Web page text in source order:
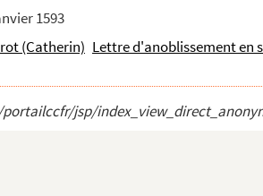
de Pierrecour »
faveur du sieur Thoma...
1593
(Catherin) Lettre d'anoblissement en
jsp/